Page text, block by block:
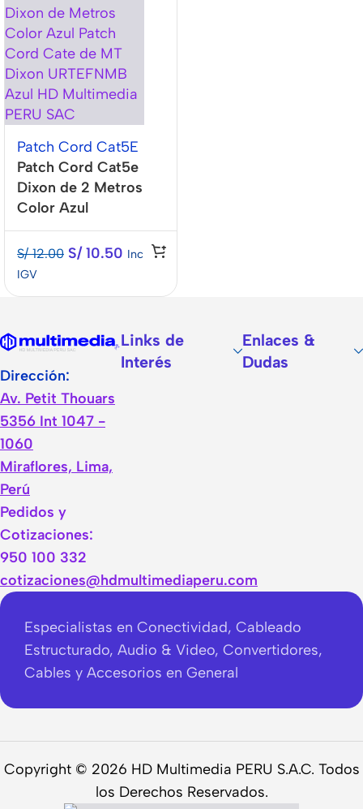
Patch Cord Cat5E
Patch Cord Cat5e
Dixon de 2 Metros
Color Azul
S/12.00 S/10.50 Inc
IGV
Dirección:
Av. Petit Thouars
5356 Int 1047 -
1060
Miraflores, Lima,
Perú
Pedidos y
Cotizaciones:
950 100 332
cotizaciones@hdmultimediaperu.com
Links de
Interés
Enlaces &
Dudas
Especialistas en Conectividad, Cableado
Estructurado, Audio & Video, Convertidores,
Cables y Accesorios en General
Copyright © 2026 HD Multimedia PERU S.A.C. Todos
los Derechos Reservados.